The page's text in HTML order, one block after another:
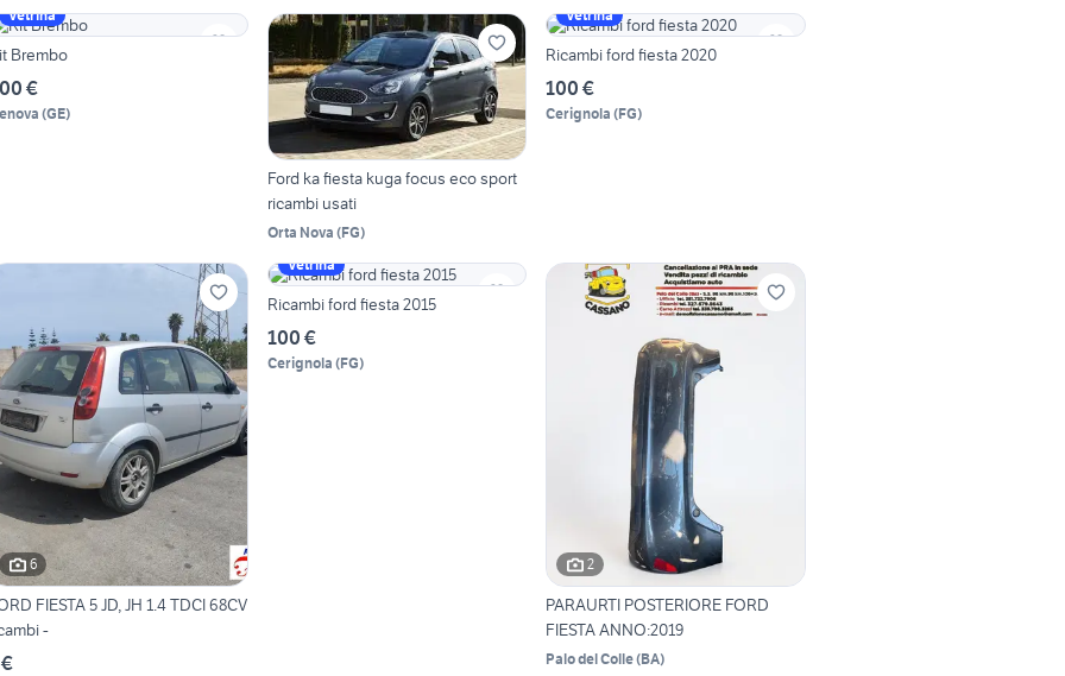
Vetrina
Brembo
€
(GE)
Ford ka fiesta kuga focus eco sport
ricambi usati
Orta Nova (FG)
Vetrina
Ricambi ford fiesta 2020
100 €
Cerignola (FG)
6
FIESTA 5 JD, JH 1.4 TDCI 68CV
-
Vetrina
Ricambi ford fiesta 2015
100 €
Cerignola (FG)
2
PARAURTI POSTERIORE FORD
FIESTA ANNO:2019
Palo del Colle(BA)